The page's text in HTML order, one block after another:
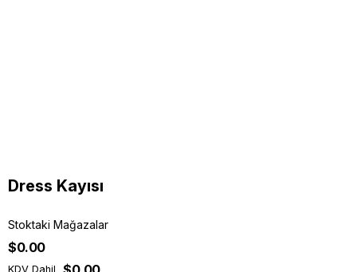
Dress Kayısı
Stoktaki Mağazalar
$0.00
KDV Dahil